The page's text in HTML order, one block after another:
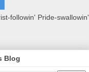
followin' Pride-swallowin',
Blog